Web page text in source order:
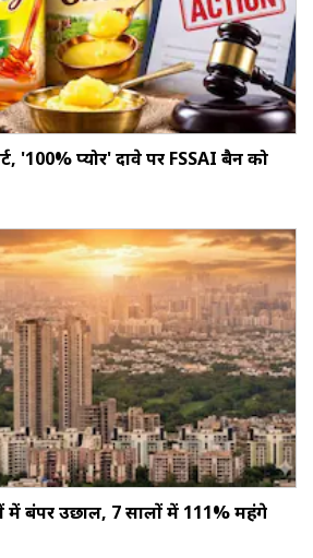
'100% प्योर' दावे पर FSSAI बैन को
में बंपर उछाल, 7 सालों में 111% महंगे